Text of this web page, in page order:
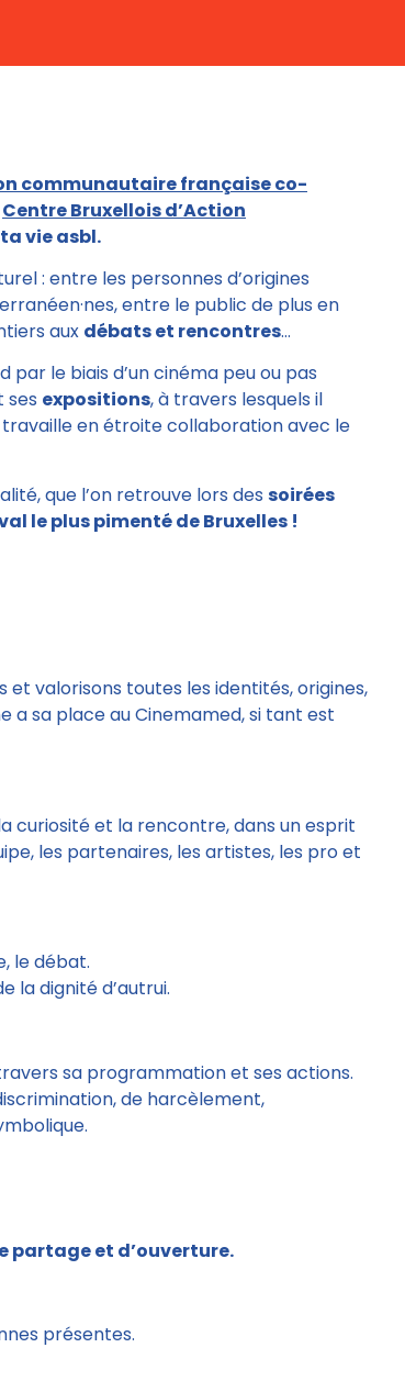
communautaire française co-
Centre Bruxellois d’Action
vie asbl.
: entre les personnes d’origines
entre le public de plus en
aux débats et rencontres…
par le biais d’un cinéma peu ou pas
ses expositions, à travers lesquels il
travaille en étroite collaboration avec le
que l’on retrouve lors des soirées
le plus pimenté de Bruxelles !
et valorisons toutes les identités, origines,
a sa place au Cinemamed, si tant est
curiosité et la rencontre, dans un esprit
les partenaires, les artistes, les pro et
le débat.
la dignité d’autrui.
sa programmation et ses actions.
de harcèlement,
partage et d’ouverture.
présentes.